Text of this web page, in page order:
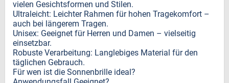
vielen Gesichtsformen und Stilen.
Ultraleicht: Leichter Rahmen für hohen Tragekomfort –
auch bei längerem Tragen.
Unisex: Geeignet für Herren und Damen – vielseitig
einsetzbar.
Robuste Verarbeitung: Langlebiges Material für den
täglichen Gebrauch.
Für wen ist die Sonnenbrille ideal?